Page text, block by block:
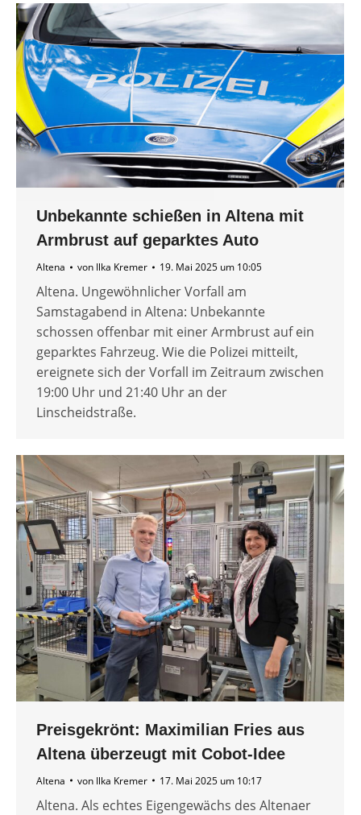
Unbekannte schießen in Altena mit
Armbrust auf geparktes Auto
Altena von Ilka Kremer 19. Mai 2025 um 10:05
Altena. Ungewöhnlicher Vorfall am
Samstagabend in Altena: Unbekannte
schossen offenbar mit einer Armbrust auf ein
geparktes Fahrzeug. Wie die Polizei mitteilt,
ereignete sich der Vorfall im Zeitraum zwischen
19:00 Uhr und 21:40 Uhr an der
Linscheidstraße.
Preisgekrönt: Maximilian Fries aus
Altena überzeugt mit Cobot-Idee
Altena von Ilka Kremer 17. Mai 2025 um 10:17
Altena. Als echtes Eigengewächs des Altenaer